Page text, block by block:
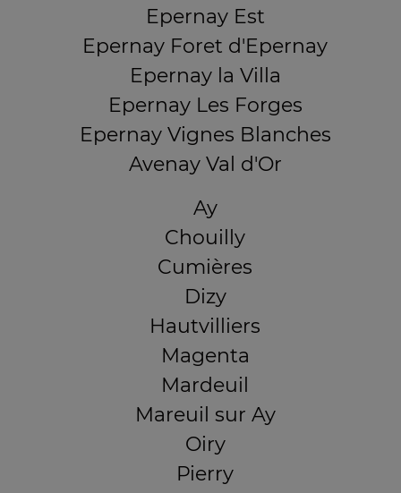
Epernay Est
Epernay Foret d'Epernay
Epernay la Villa
Epernay Les Forges
Epernay Vignes Blanches
Avenay Val d'Or
Ay
Chouilly
Cumières
Dizy
Hautvilliers
Magenta
Mardeuil
Mareuil sur Ay
Oiry
Pierry